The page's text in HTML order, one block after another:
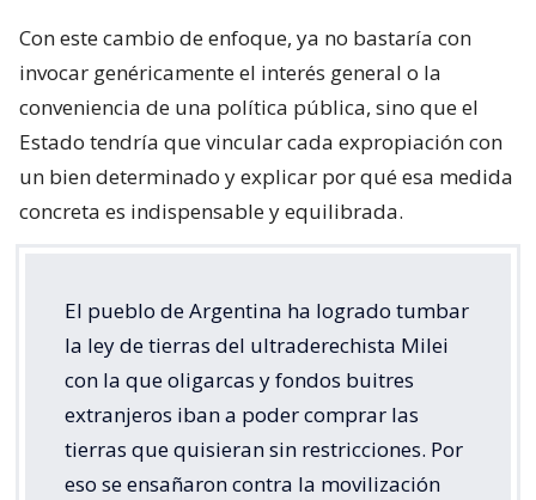
Con este cambio de enfoque, ya no bastaría con
invocar genéricamente el interés general o la
conveniencia de una política pública, sino que el
Estado tendría que vincular cada expropiación con
un bien determinado y explicar por qué esa medida
concreta es indispensable y equilibrada.
El pueblo de Argentina ha logrado tumbar
la ley de tierras del ultraderechista Milei
con la que oligarcas y fondos buitres
extranjeros iban a poder comprar las
tierras que quisieran sin restricciones. Por
eso se ensañaron contra la movilización